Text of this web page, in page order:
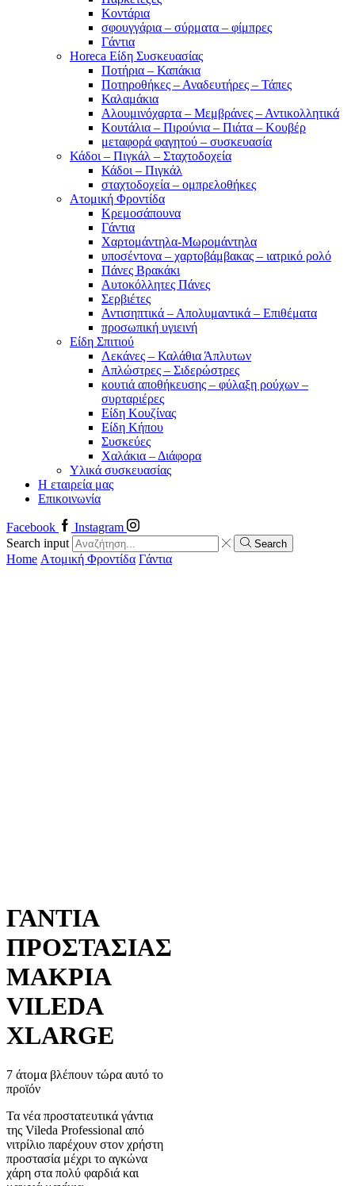
Κοντάρια
σφουγγάρια – σύρματα – φίμπρες
Γάντια
Horeca Είδη Συσκευασίας
Ποτήρια – Καπάκια
Ποτηροθήκες – Αναδευτήρες – Τάπες
Καλαμάκια
Αλουμινόχαρτα – Μεμβράνες – Αντικολλητικά
Κουτάλια – Πιρούνια – Πιάτα – Κουβέρ
μεταφορά φαγητού – συσκευασία
Κάδοι – Πιγκάλ – Σταχτοδοχεία
Κάδοι – Πιγκάλ
σταχτοδοχεία – ομπρελοθήκες
Ατομική Φροντίδα
Κρεμοσάπουνα
Γάντια
Χαρτομάντηλα-Μωρομάντηλα
υποσέντονα – χαρτοβάμβακας – ιατρικό ρολό
Πάνες Βρακάκι
Αυτοκόλλητες Πάνες
Σερβιέτες
Αντισηπτικά – Απολυμαντικά – Επιθέματα
προσωπική υγιεινή
Είδη Σπιτιού
Λεκάνες – Καλάθια Άπλυτων
Απλώστρες – Σιδερώστρες
κουτιά αποθήκευσης – φύλαξη ρούχων –
συρταριέρες
Είδη Κουζίνας
Είδη Κήπου
Συσκεύες
Χαλάκια – Διάφορα
Yλικά συσκευασίας
Η εταιρεία μας
Επικοινωνία
Facebook
Instagram
Search input
Search
Home Ατομική Φροντίδα Γάντια
ΓΑΝΤΙΑ
ΠΡΟΣΤΑΣΙΑΣ
ΜΑΚΡΙΑ
VILEDA
XLARGE
7 άτομα βλέπουν τώρα αυτό το
προϊόν
Τα νέα προστατευτικά γάντια
της Vileda Professional από
νιτρίλιο παρέχουν στον χρήστη
προστασία μέχρι το αγκώνα
χάρη στα πολύ φαρδιά και